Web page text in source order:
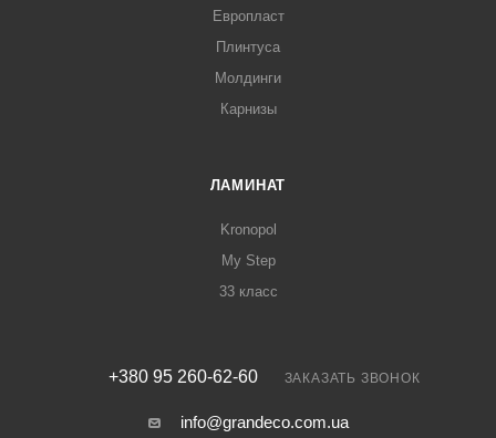
Европласт
Плинтуса
Молдинги
Карнизы
ЛАМИНАТ
Kronopol
My Step
33 класс
+380 95 260-62-60 ЗАКАЗАТЬ ЗВОНОК
info@grandeco.com.ua